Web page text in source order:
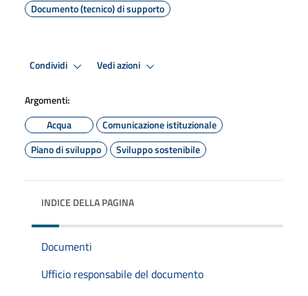
Documento (tecnico) di supporto
Condividi Vedi azioni
Argomenti:
Acqua
Comunicazione istituzionale
Piano di sviluppo
Sviluppo sostenibile
INDICE DELLA PAGINA
Documenti
Ufficio responsabile del documento